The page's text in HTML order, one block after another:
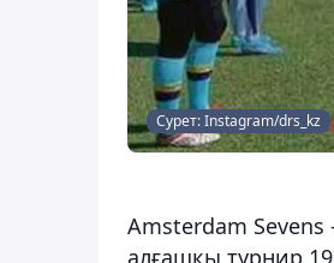
Сурет: Instagram/drs_kz
Amsterdam Sevens
алғашқы турнир